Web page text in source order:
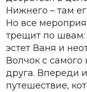
Нижнего – там
Но все
трещит по швам:
эстет Ваня и
Волчок с
друга. Впереди
путешествие,